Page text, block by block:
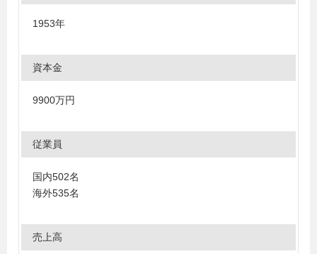
1953年
資本金
9900万円
従業員
国内502名
海外535名
売上高